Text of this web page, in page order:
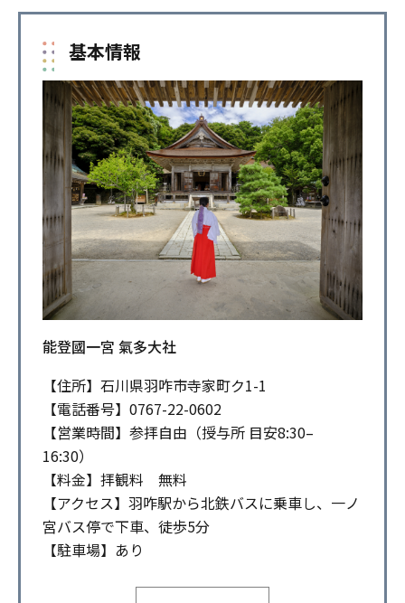
基本情報
能登國一宮 氣多大社
【住所】石川県羽咋市寺家町ク1-1
【電話番号】0767-22-0602
【営業時間】参拝自由（授与所 目安8:30–
16:30）
【料金】拝観料 無料
【アクセス】羽咋駅から北鉄バスに乗車し、一ノ
宮バス停で下車、徒歩5分
【駐車場】あり